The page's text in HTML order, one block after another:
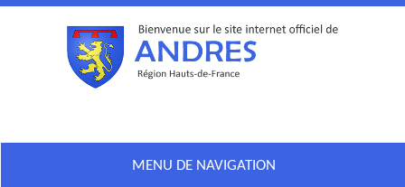
MENU DE NAVIGATION